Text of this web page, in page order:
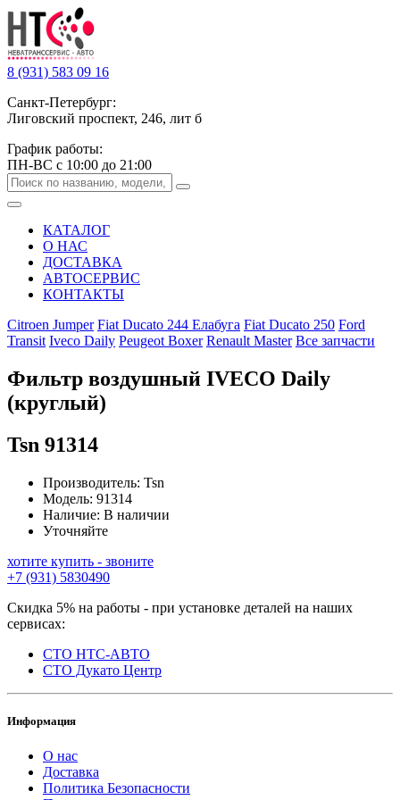
8 (931) 583 09 16
Санкт-Петербург:
Лиговский проспект, 246, лит б
График работы:
ПН-ВС с 10:00 до 21:00
КАТАЛОГ
О НАС
ДОСТАВКА
АВТОСЕРВИС
КОНТАКТЫ
Citroen Jumper Fiat Ducato 244 Елабуга Fiat Ducato 250 Ford
Transit Iveco Daily Peugeot Boxer Renault Master Все запчасти
Фильтр воздушный IVECO Daily
(круглый)
Tsn 91314
Производитель: Tsn
Модель: 91314
Наличие: В наличии
Уточняйте
хотите купить - звоните
+7 (931) 5830490
Скидка 5% на работы - при установке деталей на наших
сервисах:
СТО НТС-АВТО
СТО Дукато Центр
Информация
О нас
Доставка
Политика Безопасности